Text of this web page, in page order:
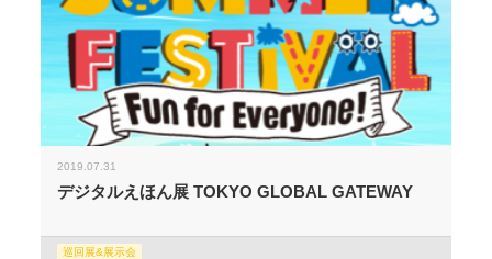
2019.07.31
デジタルえほん展 TOKYO GLOBAL GATEWAY
巡回展&展示会